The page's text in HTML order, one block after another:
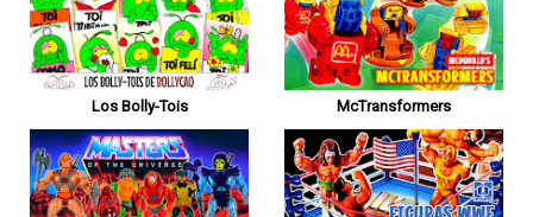
Los Bolly-Tois McTransformers